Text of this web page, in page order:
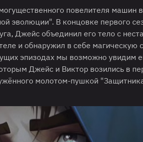
повелителя машин
эволюции". В концовке первого
Джейс объединил его тело с
и обнаружил в себе магическую
эпизодах мы возможно увидим
Джейс и Виктор возились в
молотом-пушкой